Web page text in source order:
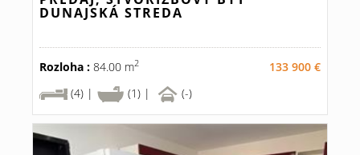
DUNAJSKÁ STREDA
Rozloha : 84.00 m2
133 900 €
(4) |
(1) | (-)